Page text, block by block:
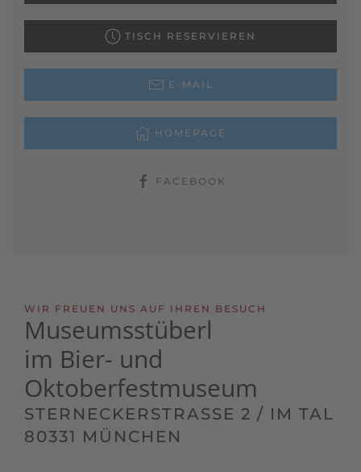
TISCH RESERVIEREN
E-MAIL
HOMEPAGE
FACEBOOK
WIR FREUEN UNS AUF IHREN BESUCH
Museumsstüberl
im Bier- und
Oktoberfestmuseum
STERNECKERSTRASSE 2 / IM TAL
80331 MÜNCHEN